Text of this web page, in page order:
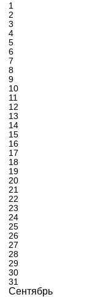
1
2
3
4
5
6
7
8
9
10
11
12
13
14
15
16
17
18
19
20
21
22
23
24
25
26
27
28
29
30
31
Сентябрь